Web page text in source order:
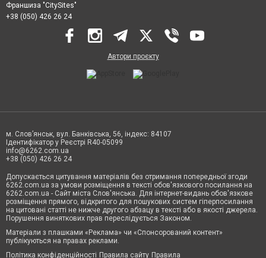
Франшиза "CitySites"
+38 (050) 426 26 24
Автори проєкту
м. Слов’янськ, вул. Банківська, 56, індекс: 84107
Ідентифікатор у Реєстрі R40-05099
info@6262.com.ua
+38 (050) 426 26 24
Допускається цитування матеріалів без отримання попередньої згоди
6262.com.ua за умови розміщення в тексті обов'язкового посилання на
6262.com.ua - Сайт міста Слов'янська. Для інтернет-видань обов'язкове
розміщення прямого, відкритого для пошукових систем гіперпосилання
на цитовані статті не нижче другого абзацу в тексті або в якості джерела.
Порушення виняткових прав переслідується Законом.
Матеріали з плашками «Реклама» чи «Спонсорований контент»
публікуються на правах реклами.
Політика конфіденційності Правила сайту Правила